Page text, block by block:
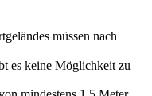
müssen nach
es keine Möglichkeit zu